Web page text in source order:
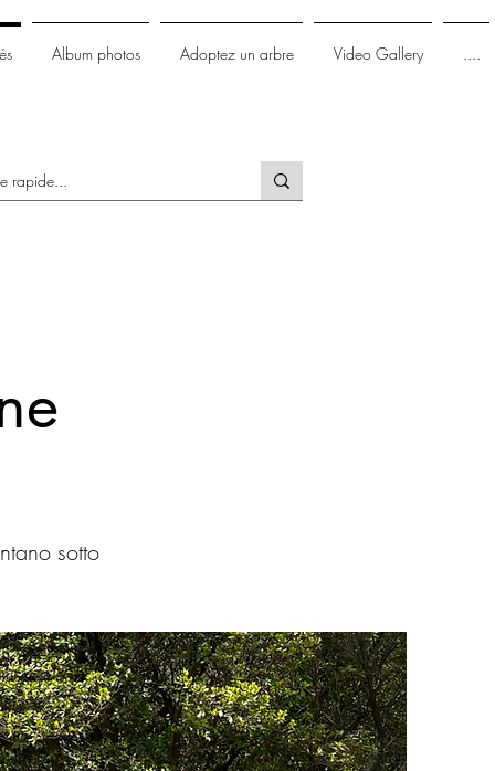
Album photos Adoptez un arbre Video Gallery ....
sotto